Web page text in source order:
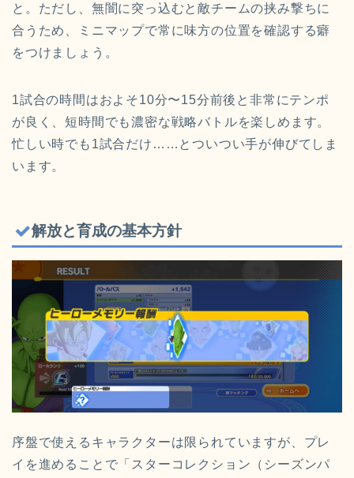
と。ただし、無闇に突っ込むと敵チームの挟み撃ちに
合うため、ミニマップで常に味方の位置を確認する癖
をつけましょう。
1試合の時間はおよそ10分〜15分前後と非常にテンポ
が良く、短時間でも濃密な戦略バトルを楽しめます。
忙しい時でも1試合だけ……とついつい手が伸びてしま
います。
解放と育成の基本方針
序盤で使えるキャラクターは限られていますが、プレ
イを進めることで「スターコレクション（シーズンパ